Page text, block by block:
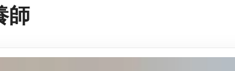
師